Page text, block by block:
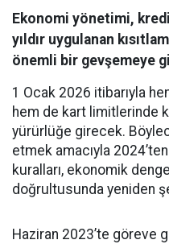
Ekonomi yönetimi,
yıldır uygulanan
önemli bir gevşemeye
1 Ocak 2026 itibarıyla
hem de kart limitlerinde
yürürlüğe girecek.
etmek amacıyla 2024’ten
kuralları, ekonomik
doğrultusunda yeniden
Haziran 2023’te göreve